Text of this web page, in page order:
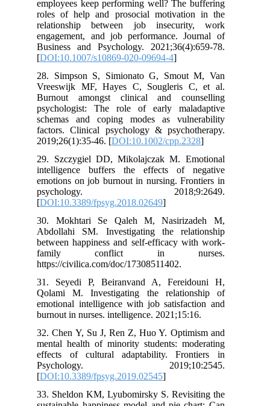
employees keep performing well? The buffering
roles of help and prosocial motivation in the
relationship between job insecurity, work
engagement, and job performance. Journal of
Business and Psychology. 2021;36(4):659-78.
[DOI:10.1007/s10869-020-09694-4
28. Simpson S, Simionato G, Smout M, Van
Vreeswijk MF, Hayes C, Sougleris C, et al.
Burnout amongst clinical and counselling
psychologist: The role of early maladaptive
schemas and coping modes as vulnerability
factors. Clinical psychology & psychotherapy.
2019;26(1):35-46. [DOI:10.1002/cpp.2328
29. Szczygiel DD, Mikolajczak M. Emotional
intelligence buffers the effects of negative
emotions on job burnout in nursing. Frontiers in
psychology. 2018;9:2649.
[DOI:10.3389/fpsyg.2018.02649
30. Mokhtari Se Qaleh M, Nasirizadeh M,
Abdollahi SM. Investigating the relationship
between happiness and self-efficacy with work-
family conflict in nurses.
https://civilica.com/doc/17308511402.
31. Seyedi P, Beiranvand A, Fereidouni H,
Qolami M. Investigating the relationship of
emotional intelligence with job satisfaction and
burnout in nurses. intelligence. 2021;15:16.
32. Chen Y, Su J, Ren Z, Huo Y. Optimism and
mental health of minority students: moderating
effects of cultural adaptability. Frontiers in
Psychology. 2019;10:2545.
[DOI:10.3389/fpsyg.2019.02545
33. Sheldon KM, Lyubomirsky S. Revisiting the